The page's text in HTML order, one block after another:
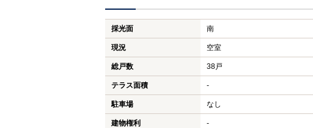
採光面 南
現況 空室
総戸数 38戸
テラス面積 -
駐車場 なし
建物権利 -